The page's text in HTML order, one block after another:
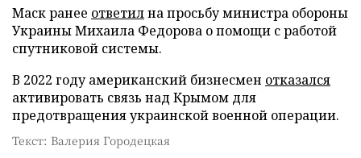
Маск ранее ответилна просьбу министра обороны
Украины Михаила Федорова о помощи с работой
спутниковой системы.
В 2022 году американский бизнесмен отказался
активировать связь над Крымом для
предотвращения украинской военной операции.
Текст: Валерия Городецкая